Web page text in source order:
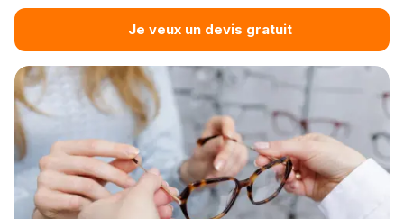
Je veux un devis gratuit